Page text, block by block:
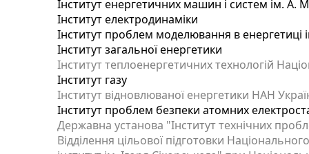
Інститут енергетичних машин і систем ім. А.
Інститут електродинаміки
Інститут проблем моделювання в енергетиці
Інститут загальної енергетики
Інститут теплоенергетичних технологій
Інститут газу
Інститут відновлюваної енергетики НАН
Інститут проблем безпеки атомних
Державна установа "Інститут технічних
Відділення цільової підготовки